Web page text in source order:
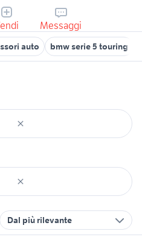
Messaggi
auto bmw serie 5 touring
Dal più rilevante